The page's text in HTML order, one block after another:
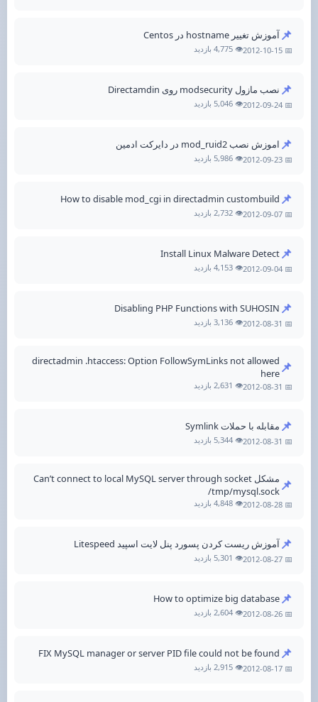
📌آموزش تغییر hostname در Centos
📅 2012-10-15 👁️ 4,775 بازدید
📌 نصب مازول modsecurity روی Directamdin
📅 2012-09-24 👁️ 5,046 بازدید
📌 اموزش نصب mod_ruid2 در دایرکت ادمین
📅 2012-09-23 👁️ 5,986 بازدید
📌
How to disable mod_cgi in directadmin custombuild
📅 2012-09-07 👁️ 2,732 بازدید
📌
Install Linux Malware Detect
📅 2012-09-04 👁️ 4,153 بازدید
📌
Disabling PHP Functions with SUHOSIN
📅 2012-08-31 👁️ 3,136 بازدید
📌
directadmin .htaccess: Option FollowSymLinks not allowed
here
📅 2012-08-31 👁️ 2,631 بازدید
📌 مقابله با حملات Symlink
📅 2012-08-31 👁️ 5,344 بازدید
📌
مشکل Can’t connect to local MySQL server through socket
/tmp/mysql.sock
📅 2012-08-28 👁️ 4,848 بازدید
📌آموزش ریست کردن پسورد پنل لایت اسپید Litespeed
📅 2012-08-27 👁️ 5,301 بازدید
📌
How to optimize big database
📅 2012-08-26 👁️ 2,604 بازدید
📌
FIX MySQL manager or server PID file could not be found
📅 2012-08-17 👁️ 2,915 بازدید